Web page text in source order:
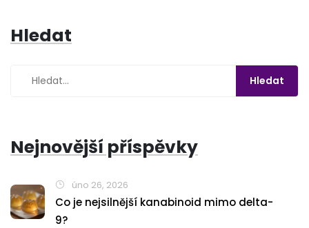
Hledat
Nejnovější příspěvky
úno 26, 2026
Co je nejsilnější kanabinoid mimo delta-
9?